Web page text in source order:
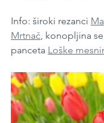
Info: široki rezanci
Mrtnač, konopljina
panceta Loške